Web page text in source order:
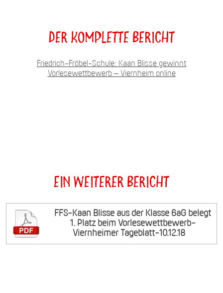
Der komplette Bericht
Friedrich-Fröbel-Schule: Kaan Blisse gewinnt
Vorlesewettbewerb – Viernheim online
Ein weiterer Bericht
FFS-Kaan Blisse aus der Klasse 6aG belegt
1. Platz beim Vorlesewettbewerb-
Viernheimer Tageblatt-10.12.18